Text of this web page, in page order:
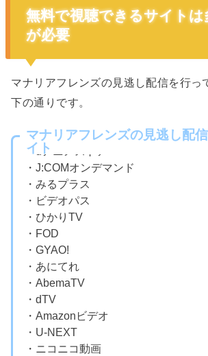
無料で視聴できるサイトは
が必要
マナリアフレンズの見逃し配信を行っ
下の通りです。
マナリアフレンズの見逃し配
イト
・dアニメストア
・J:COMオンデマンド
・みるプラス
・ビデオパス
・ひかりTV
・FOD
・GYAO!
・あにてれ
・AbemaTV
・dTV
・Amazonビデオ
・U-NEXT
・ニコニコ動画